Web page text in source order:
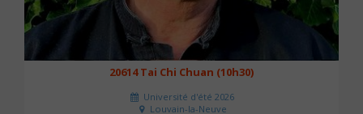
20614 Tai Chi Chuan (10h30)
Université d'été 2026
Louvain-la-Neuve